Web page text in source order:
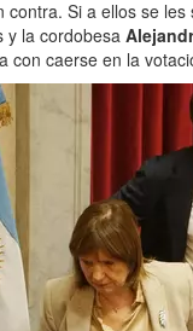
contra. Si a ellos se les
y la cordobesa
con caerse en la